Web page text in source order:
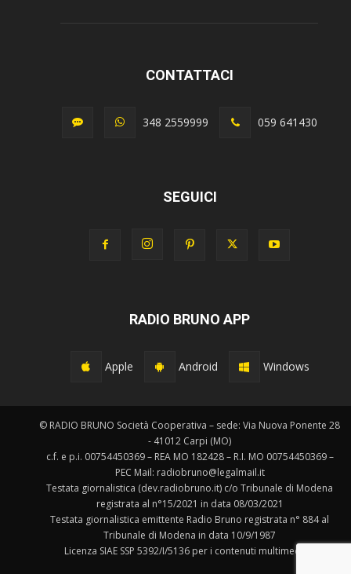
CONTATTACI
348 2559999 059 641430
SEGUICI
RADIO BRUNO APP
Apple Android Windows
© RADIO BRUNO Società Cooperativa – sede: Via Nuova Ponente 28
- 41012 Carpi (MO)
c.f. e p.i. 00754450369 – REA MO 182428 – R.I. MO 00754450369 –
PEC Mail: radiobruno@legalmail.it
Testata giornalistica (dev.radiobruno.it) c/o Tribunale di Modena
registrata al n°15/2021 in data 08/03/2021
Testata giornalistica emittente Radio Bruno registrata n° 884 al
Tribunale di Modena in data 10/9/1987
Licenza SIAE SSP 5392/I/5136 per i contenuti multimediali.